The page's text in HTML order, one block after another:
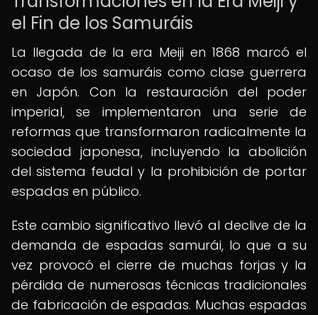
el Fin de los Samuráis
La llegada de la era Meiji en 1868 marcó el
ocaso de los samuráis como clase guerrera
en Japón. Con la restauración del poder
imperial, se implementaron una serie de
reformas que transformaron radicalmente la
sociedad japonesa, incluyendo la abolición
del sistema feudal y la prohibición de portar
espadas en público.
Este cambio significativo llevó al declive de la
demanda de espadas samurái, lo que a su
vez provocó el cierre de muchas forjas y la
pérdida de numerosas técnicas tradicionales
de fabricación de espadas. Muchas espadas